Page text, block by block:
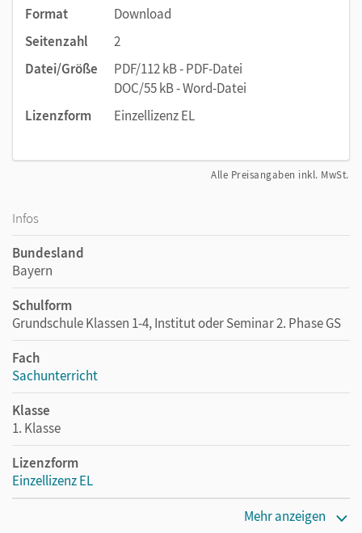
Format
Download
Seitenzahl
2
Datei/Größe
PDF/112 kB - PDF-Datei
DOC/55 kB - Word-Datei
Lizenzform
Einzellizenz EL
Alle Preisangaben inkl. MwSt.
Infos
Bundesland
Bayern
Schulform
Grundschule Klassen 1-4, Institut oder Seminar 2. Phase GS
Fach
Sachunterricht
Klasse
1. Klasse
Lizenzform
Einzellizenz EL
Mehr anzeigen